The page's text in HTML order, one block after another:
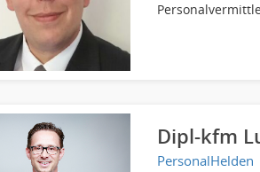
Dipl-kfm
PersonalHelden